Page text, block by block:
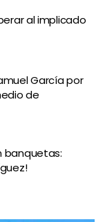
al implicado
García por
de
banquetas: